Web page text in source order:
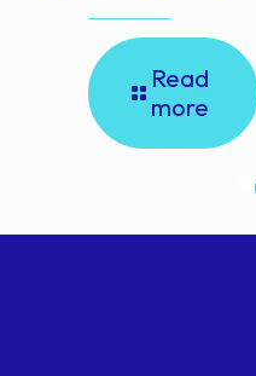
Read
more